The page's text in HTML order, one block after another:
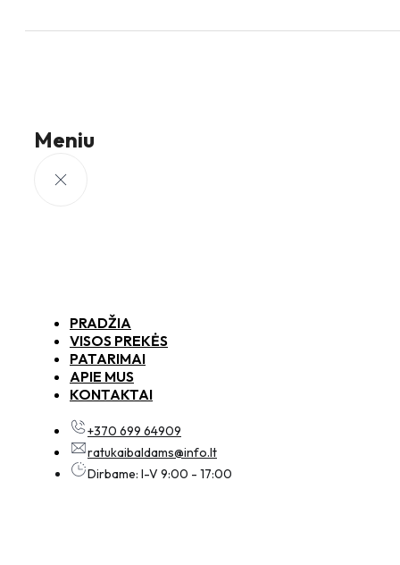
Meniu
PRADŽIA
VISOS PREKĖS
PATARIMAI
APIE MUS
KONTAKTAI
+370 699 64909
ratukaibaldams@info.lt
Dirbame: I-V 9:00 - 17:00